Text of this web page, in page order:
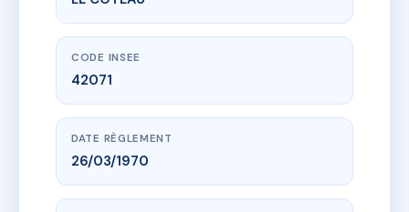
CODE INSEE
42071
DATE RÈGLEMENT
26/03/1970